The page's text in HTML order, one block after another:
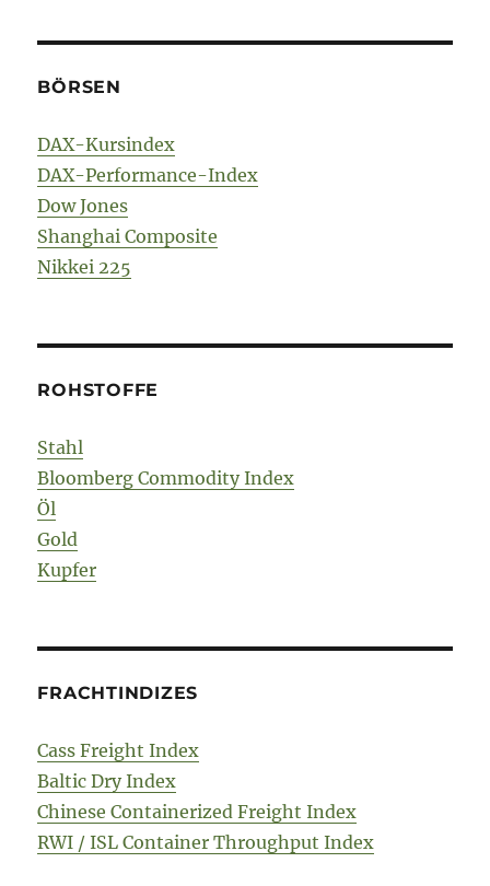
BÖRSEN
DAX-Kursindex
DAX-Performance-Index
Dow Jones
Shanghai Composite
Nikkei 225
ROHSTOFFE
Stahl
Bloomberg Commodity Index
Öl
Gold
Kupfer
FRACHTINDIZES
Cass Freight Index
Baltic Dry Index
Chinese Containerized Freight Index
RWI / ISL Container Throughput Index